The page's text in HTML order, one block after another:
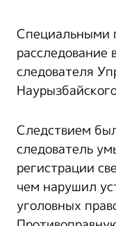
Специальными
следователя
Следствием
следователь
регистрации
чем нарушил
уголовных